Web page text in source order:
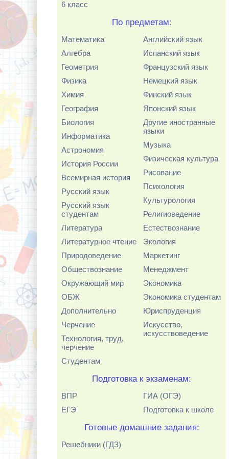
6 класс
По предметам:
Математика
Алгебра
Геометрия
Физика
Химия
География
Биология
Информатика
Астрономия
История России
Всемирная история
Русский язык
Русский язык
студентам
Литература
Литературное чтение
Природоведение
Обществознание
Окружающий мир
ОБЖ
Дополнительно
Черчение
Технология, труд,
черчение
Студентам
Английский язык
Испанский язык
Французский язык
Немецкий язык
Финский язык
Японский язык
Другие иностранные
языки
Музыка
Физическая культура
Рисование
Психология
Культурология
Религиоведение
Естествознание
Экология
Маркетинг
Менеджмент
Экономика
Экономика студентам
Юриспруденция
Искусство,
искусствоведение
Подготовка к экзаменам:
ВПР
ЕГЭ
ГИА (ОГЭ)
Подготовка к школе
Готовые домашние задания:
Решебники (ГДЗ)